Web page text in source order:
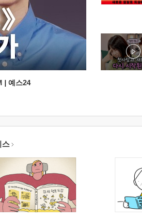
| 예스24
스